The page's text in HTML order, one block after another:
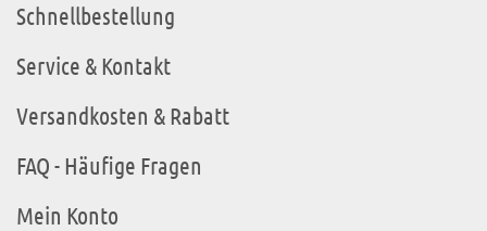
Schnellbestellung
Service & Kontakt
Versandkosten & Rabatt
FAQ - Häufige Fragen
Mein Konto